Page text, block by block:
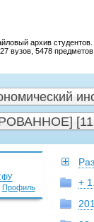
архив студентов.
вузов, 5478 предметов.
Профиль +